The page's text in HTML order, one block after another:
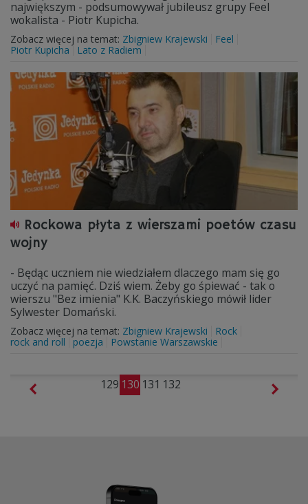
największym - podsumowywał jubileusz grupy Feel
wokalista - Piotr Kupicha.
Zobacz więcej na temat: Zbigniew Krajewski
Feel
Piotr Kupicha
Lato z Radiem
Rockowa płyta z wierszami poetów czasu
wojny
- Będąc uczniem nie wiedziałem dlaczego mam się go
uczyć na pamięć. Dziś wiem. Żeby go śpiewać - tak o
wierszu "Bez imienia" K.K. Baczyńskiego mówił lider
Sylwester Domański.
Zobacz więcej na temat: Zbigniew Krajewski
Rock
rock and roll
poezja Powstanie Warszawskie
129 130 131 132